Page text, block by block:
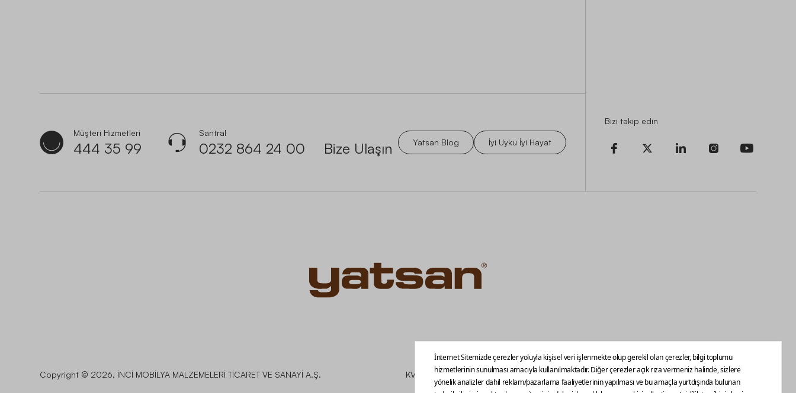
Müşteri Hizmetleri
444 35 99
Santral
0232 864 24 00 Bize Ulaşın Yatsan Blog İyi Uyku İyi Hayat
Bizi takip edin
KVKK Üyelik SözleşmesiÖn Bilgilendirme SözleşmesiMesafeli Satış SözleşmesiÇerez Tercihleri
Copyright © 2026, İNCİ MOBİLYA MALZEMELERİ TİCARET VE SANAYİ A.Ş.